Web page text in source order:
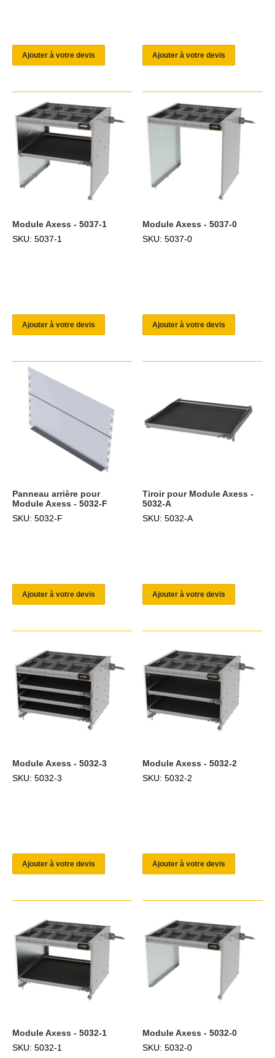
Ajouter à votre devis Ajouter à votre devis
Module Axess - 5037-1
SKU: 5037-1
Ajouter à votre devis
Module Axess - 5037-0
SKU: 5037-0
Ajouter à votre devis
Panneau arrière pour
Module Axess - 5032-F
SKU: 5032-F
Ajouter à votre devis
Tiroir pour Module Axess -
5032-A
SKU: 5032-A
Ajouter à votre devis
Module Axess - 5032-3
SKU: 5032-3
Ajouter à votre devis
Module Axess - 5032-2
SKU: 5032-2
Ajouter à votre devis
Module Axess - 5032-1
SKU: 5032-1
Module Axess - 5032-0
SKU: 5032-0